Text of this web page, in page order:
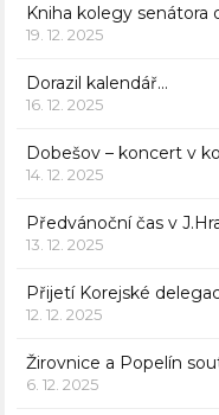
Kniha kolegy senátora
19. 12. 2025
Dorazil kalendář…
16. 12. 2025
Dobešov – koncert v
14. 12. 2025
Předvánoční čas v
13. 12. 2025
Přijetí Korejské
12. 12. 2025
Žirovnice a Popelín
6. 12. 2025